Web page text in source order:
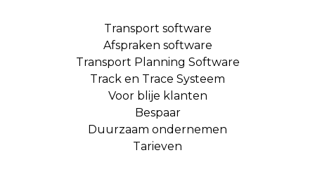
Transport software
Afspraken software
Transport Planning Software
Track en Trace Systeem
Voor blije klanten
Bespaar
Duurzaam ondernemen
Tarieven